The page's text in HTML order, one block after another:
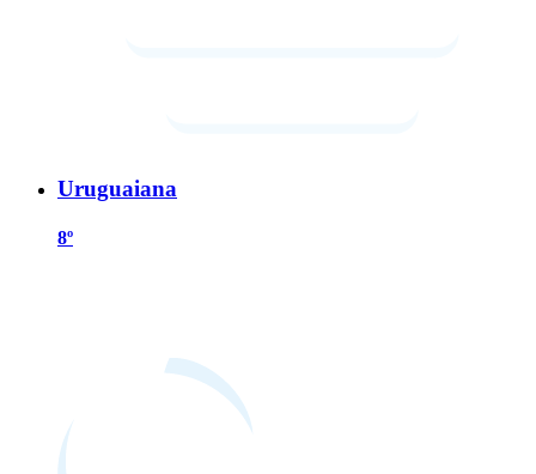
Uruguaiana
8º